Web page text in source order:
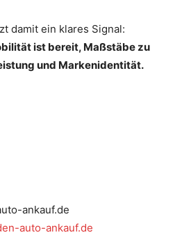
damit ein klares Signal:
ist bereit, Maßstäbe zu
und Markenidentität.
ankauf.de
auto-ankauf.de